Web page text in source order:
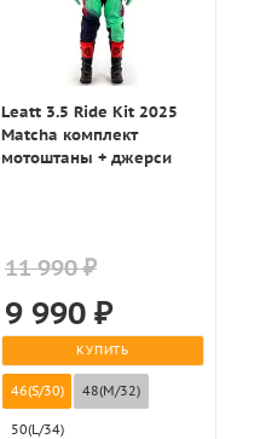
Leatt 3.5 Ride Kit 2025
Matcha комплект
мотоштаны + джерси
11 990 ₽
9 990 ₽
КУПИТЬ
46(S/30) 48(M/32)
50(L/34)